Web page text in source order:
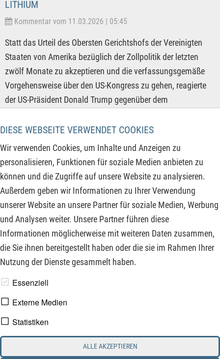
DIESE WEBSEITE VERWENDET COOKIES
Wir verwenden Cookies, um Inhalte und Anzeigen zu
personalisieren, Funktionen für soziale Medien anbieten zu
können und die Zugriffe auf unsere Website zu analysieren.
Außerdem geben wir Informationen zu Ihrer Verwendung
unserer Website an unsere Partner für soziale Medien, Werbung
und Analysen weiter. Unsere Partner führen diese
Informationen möglicherweise mit weiteren Daten zusammen,
die Sie ihnen bereitgestellt haben oder die sie im Rahmen Ihrer
Nutzung der Dienste gesammelt haben.
Essenziell
Externe Medien
Statistiken
ALLE AKZEPTIEREN
LITHIUM
Kommentar vom 11.03.2026 | 05:45
Statt das Urteil des Obersten Gerichtshofs der Vereinigten
Staaten von Amerika bezüglich der Zollpolitik der letzten
zwölf Monate zu akzeptieren und die verfassungsgemäße
Vorgehensweise über den US-Kongress zu gehen, reagierte
der US-Präsident Donald Trump gegenüber dem
die sechs Richter des Supreme Courts, welche gegen das von
ihm per Präsidialerlass eingeführte Zoll-Regime gestimmt
hatten, hart und beschädigte gleichzeitig den Grundpfeiler
der Gewaltenteilung in der ältesten Demokratie der Welt. Die
globale Flucht aus US-Staatsanleihen dürfte sich daher
weiter in Richtung Rohstoffe und Rohstoffaktien fortsetzen
und auch die folgenden Aktienkurse weiter befeuern!
www.derfinanzinvestor.de - © 2026 - Die Publikation für
Datenschutz
Interessenskonflikt & Risikohinweis
Nutzungsbedingungen